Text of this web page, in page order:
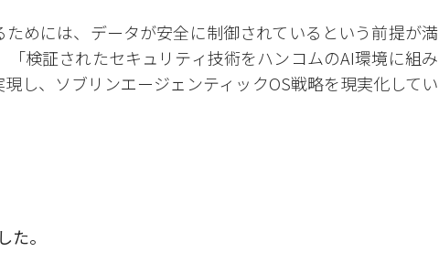
めには、データが安全に制御されているという前提が満
検証されたセキュリティ技術をハンコムのAI環境に組み
し、ソブリンエージェンティックOS戦略を現実化してい
。